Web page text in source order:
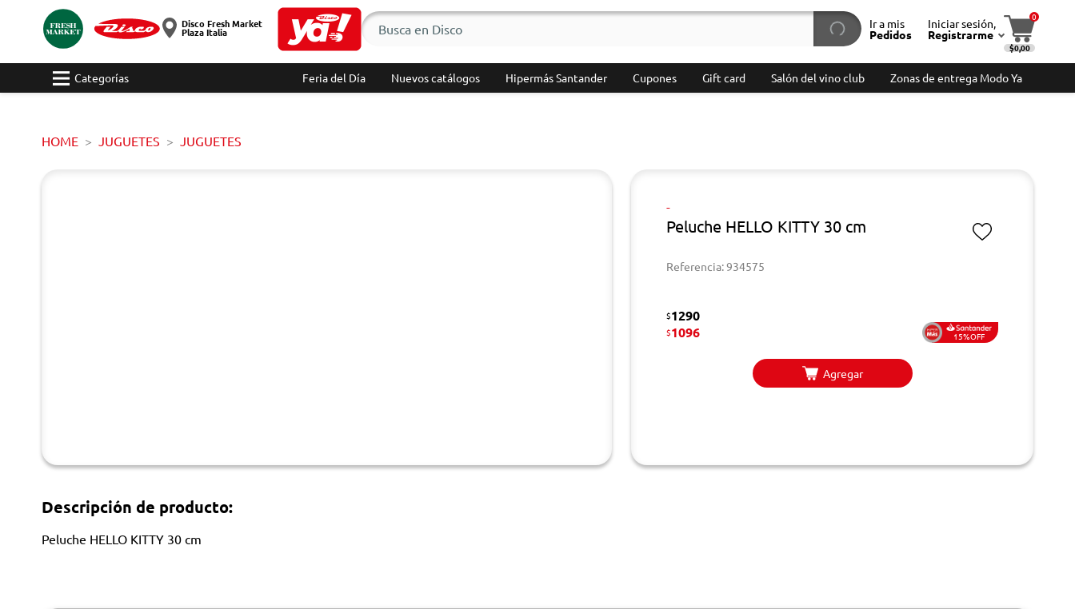
Disco Fresh Market
Plaza Italia
Ir a mis
Pedidos
Iniciar sesión,
Registrarme
0
$0,00
Categorías Feria del Día Nuevos catálogos Hipermás Santander Cupones Gift card Salón del vino club Zonas de entrega Modo Ya
HOME JUGUETES JUGUETES
-
Peluche HELLO KITTY 30 cm
Referencia: 934575
$1290
$1096 15%OFF
Agregar
Descripción de producto:
Peluche HELLO KITTY 30 cm